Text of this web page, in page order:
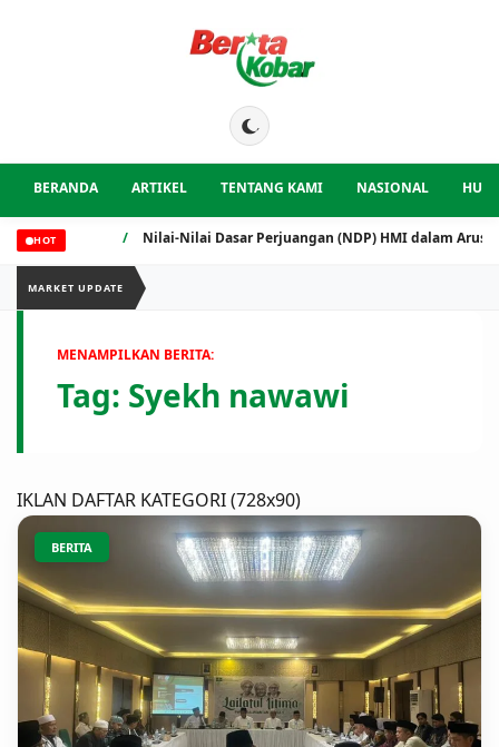
BERANDA ARTIKEL TENTANG KAMI NASIONAL
HOT Nilai-Nilai Dasar Perjuangan (NDP) HMI dalam Arus
MARKET UPDATE
MENAMPILKAN BERITA:
Tag: Syekh nawawi
IKLAN DAFTAR KATEGORI (728x90)
BERITA